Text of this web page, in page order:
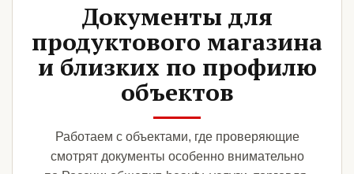
Документы для
продуктового магазина
и близких по профилю
объектов
Работаем с объектами, где проверяющие
смотрят документы особенно внимательно